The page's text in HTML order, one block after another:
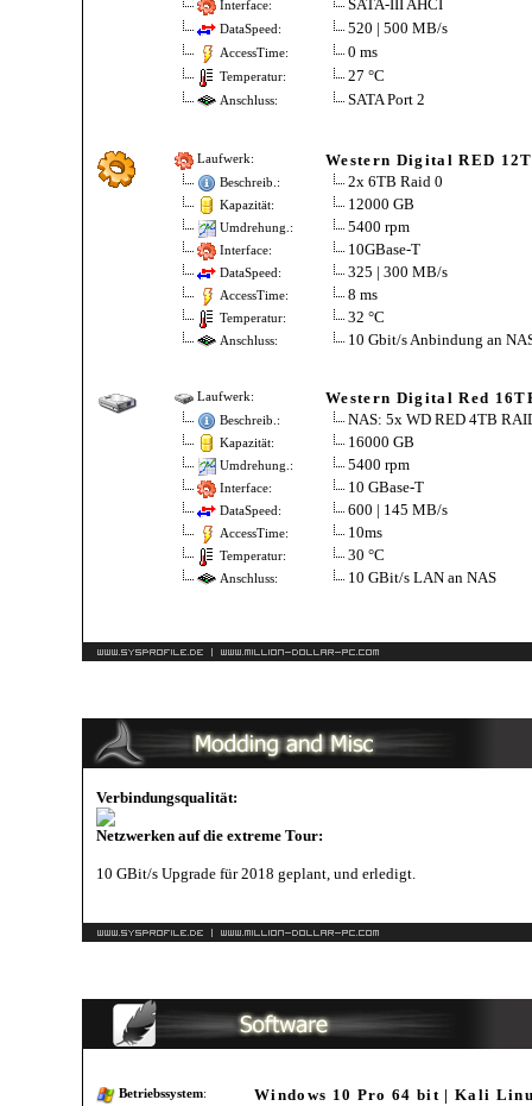
Interface: SATA-III AHCI
DataSpeed: 520 | 500 MB/s
AccessTime: 0 ms
Temperatur: 27 °C
Anschluss: SATA Port 2
Laufwerk: Western Digital RED
Beschreib.: 2x 6TB Raid 0
Kapazität: 12000 GB
Umdrehung.: 5400 rpm
Interface: 10GBase-T
DataSpeed: 325 | 300 MB/s
AccessTime: 8 ms
Temperatur: 32 °C
Anschluss: 10 Gbit/s Anbindung an
Laufwerk: Western Digital Red
Beschreib.: NAS: 5x WD RED 4TB
Kapazität: 16000 GB
Umdrehung.: 5400 rpm
Interface: 10 GBase-T
DataSpeed: 600 | 145 MB/s
AccessTime: 10ms
Temperatur: 30 °C
Anschluss: 10 GBit/s LAN an NAS
Verbindungsqualität:
Netzwerken auf die extreme Tour:
10 GBit/s Upgrade für 2018 geplant, und erledigt.
Betriebssystem: Windows 10 Pro 64 bit | Kali